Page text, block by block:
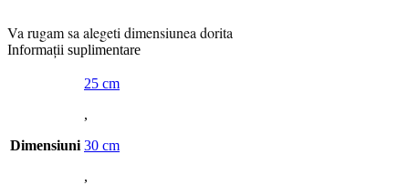
Va rugam sa alegeti dimensiunea dorita
Informații suplimentare
Dimensiuni
25 cm
,
30 cm
,